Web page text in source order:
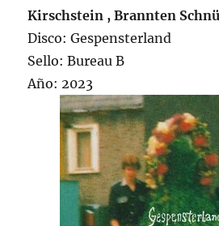
Kirschstein , Brannten
Disco: Gespensterland
Sello: Bureau B
Año: 2023